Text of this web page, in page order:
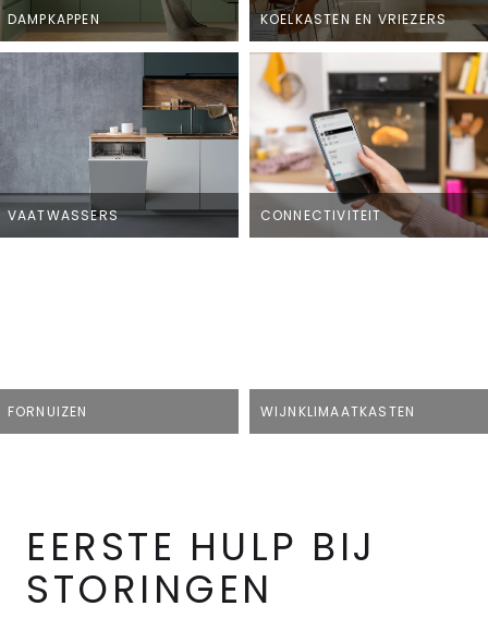
DAMPKAPPEN KOELKASTEN EN VRIEZERS
VAATWASSERS CONNECTIVITEIT
FORNUIZEN WIJNKLIMAATKASTEN
EERSTE HULP BIJ
STORINGEN